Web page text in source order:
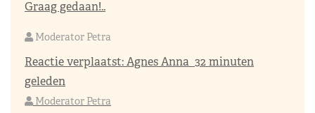
Graag gedaan!..
Moderator Petra
Reactie verplaatst:Agnes Anna 32 minuten
geleden
Moderator Petra